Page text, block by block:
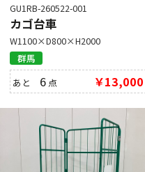
GU1RB-260522-001
カゴ台車
W1100×D800×H2000
群馬
あと 6 点 ￥13,000